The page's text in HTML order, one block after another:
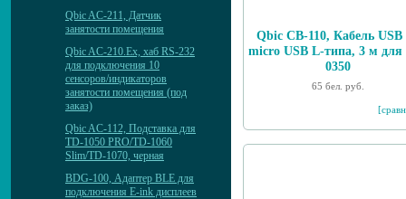
Qbic AC-211, Датчик
занятости помещения
Qbic AC-210.Ex, хаб RS-232
для подключения 10
сенсоров/индикаторов
занятости помещения (под
заказ)
Qbic AC-112, Подставка для
TD-1050 PRO/TD-1060
Slim/TD-1070, черная
BDG-100, Адаптер BLE для
подключения E-ink дисплеев
Qbic CB-110, Кабель USB
micro USB L-типа, 3 м для
0350
65 бел. руб.